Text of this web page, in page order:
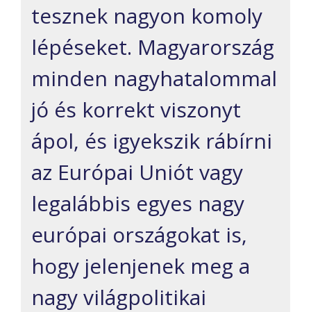
tesznek nagyon komoly
lépéseket. Magyarország
minden nagyhatalommal
jó és korrekt viszonyt
ápol, és igyekszik rábírni
az Európai Uniót vagy
legalábbis egyes nagy
európai országokat is,
hogy jelenjenek meg a
nagy világpolitikai